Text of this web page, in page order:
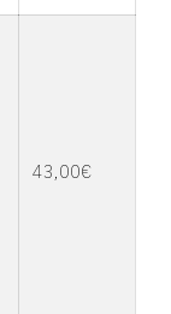
43,00€